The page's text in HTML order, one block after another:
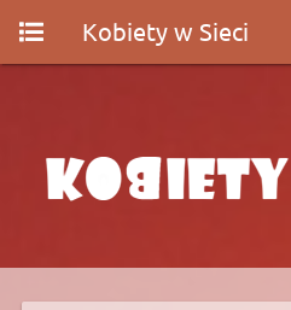
Kobiety w Sieci